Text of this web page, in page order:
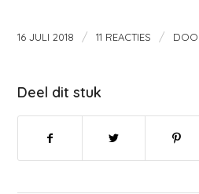
16 JULI 2018 / 11 REACTIES /
Deel dit stuk